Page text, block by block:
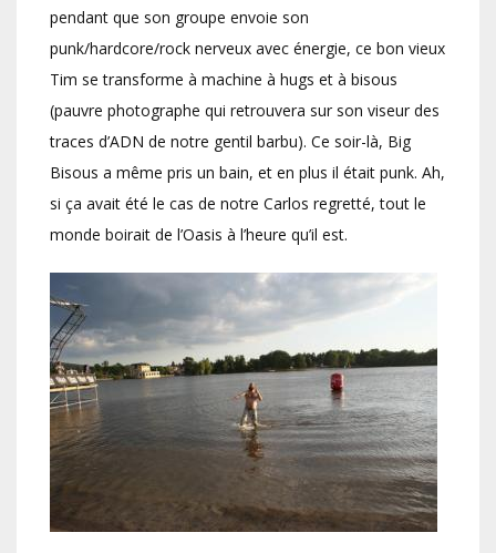
pendant que son groupe envoie son
punk/hardcore/rock nerveux avec énergie, ce bon vieux
Tim se transforme à machine à hugs et à bisous
(pauvre photographe qui retrouvera sur son viseur des
traces d’ADN de notre gentil barbu). Ce soir-là, Big
Bisous a même pris un bain, et en plus il était punk. Ah,
si ça avait été le cas de notre Carlos regretté, tout le
monde boirait de l’Oasis à l’heure qu’il est.